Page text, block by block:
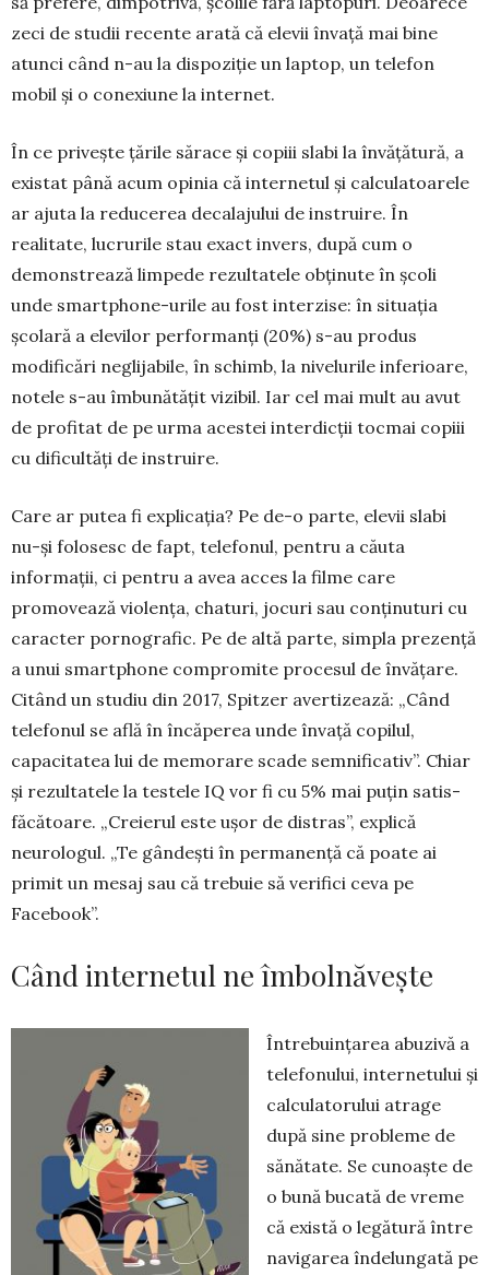
zeci de studii recente arată că elevii învață mai bine
atunci când n-au la dispoziție un laptop, un telefon
mobil și o conexiune la internet.
În ce privește țările sărace și copiii slabi la în­vă­țătură, a
existat până acum opinia că internetul și calculatoarele
ar ajuta la reducerea decalajului de instruire. În
realitate, lucrurile stau exact in­vers, după cum o
demonstrează limpede rezulta­tele obținute în școli
unde smartphone-urile au fost interzise: în situația
școlară a elevilor perfor­manți (20%) s-au produs
modificări neglijabile, în schimb, la nivelurile inferioare,
notele s-au îmbunătățit vizibil. Iar cel mai mult au avut
de profitat de pe urma acestei interdicții tocmai copiii
cu dificultăți de instruire.
Care ar putea fi explicația? Pe de-o parte, elevii slabi
nu-și folosesc de fapt, telefonul, pentru a căuta
informații, ci pentru a avea acces la filme care
promovează violența, chaturi, jocuri sau con­ținuturi cu
caracter pornografic. Pe de altă parte, simpla prezență
a unui smartphone compromite procesul de învățare.
Citând un studiu din 2017, Spitzer avertizează: „Când
telefonul se află în încăperea unde învață copilul,
capacitatea lui de memorare scade semnificativ”. Chiar
și rezul­tatele la testele IQ vor fi cu 5% mai puțin satis­
făcătoare. „Creierul este ușor de distras”, explică
neurologul. „Te gândești în permanență că poate ai
primit un mesaj sau că trebuie să verifici ceva pe
Facebook”.
Când internetul ne îmbolnăvește
Întrebuințarea abuzivă a
telefonului, interne­tului și
calculatorului atrage
după sine probleme de
sănătate. Se cunoaște de
o bună bucată de vre­me
că există o legătură între
navigarea îndelun­gată pe